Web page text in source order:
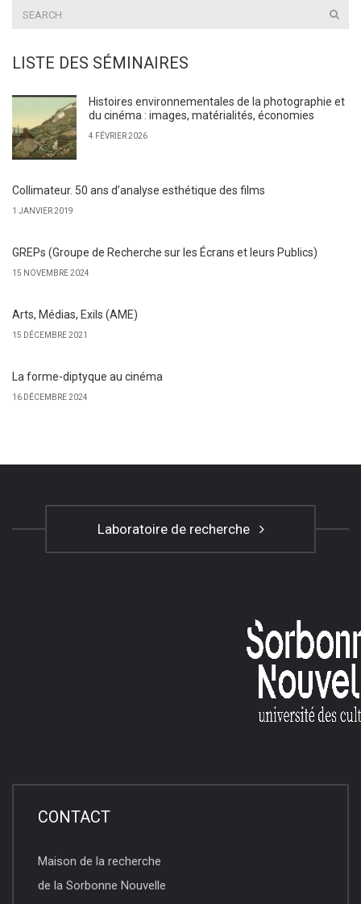
LISTE DES SÉMINAIRES
Histoires environnementales de la photographie et
du cinéma : images, matérialités, économies
4 FÉVRIER 2026
Collimateur. 50 ans d’analyse esthétique des films
1 JANVIER 2019
GREPs (Groupe de Recherche sur les Écrans et leurs Publics)
15 NOVEMBRE 2024
Arts, Médias, Exils (AME)
15 DÉCEMBRE 2021
La forme-diptyque au cinéma
16 DÉCEMBRE 2024
Laboratoire de recherche
CONTACT
Maison de la recherche
de la Sorbonne Nouvelle